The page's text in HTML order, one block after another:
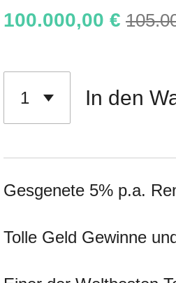
100.000,00 €
In den
Gesgenete 5% p.a.
Tolle Geld Gewinne